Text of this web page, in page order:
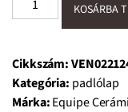
KOSÁRBA
Cikkszám:
Kategória: padlólap
Márka:Equipe